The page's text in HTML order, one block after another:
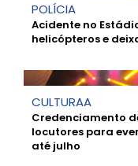
POLÍCIA
Acidente no
helicópteros e
CULTURAA
Credenciamento
locutores para
até julho